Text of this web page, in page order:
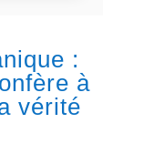
:
à
vérité